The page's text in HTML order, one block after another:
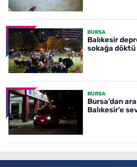
BURSA
Balıkesir
sokağa döktü
BURSA
Bursa’dan
Balıkesir’e